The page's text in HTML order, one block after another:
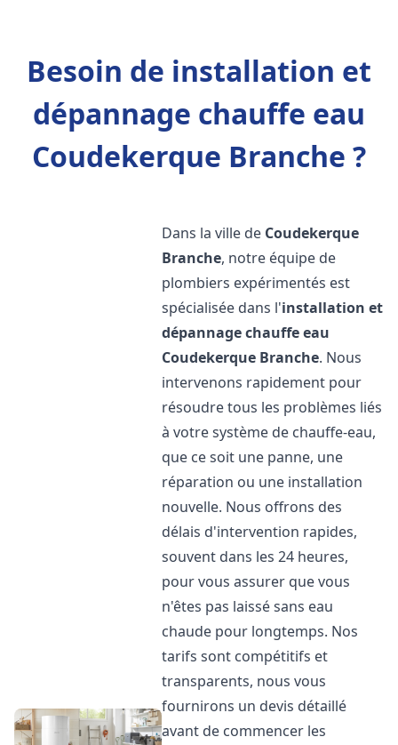
Besoin de installation et
dépannage chauffe eau
Coudekerque Branche ?
Dans la ville de Coudekerque
Branche, notre équipe de
plombiers expérimentés est
spécialisée dans l'installation et
dépannage chauffe eau
Coudekerque Branche. Nous
intervenons rapidement pour
résoudre tous les problèmes liés
à votre système de chauffe-eau,
que ce soit une panne, une
réparation ou une installation
nouvelle. Nous offrons des
délais d'intervention rapides,
souvent dans les 24 heures,
pour vous assurer que vous
n'êtes pas laissé sans eau
chaude pour longtemps. Nos
tarifs sont compétitifs et
transparents, nous vous
fournirons un devis détaillé
avant de commencer les